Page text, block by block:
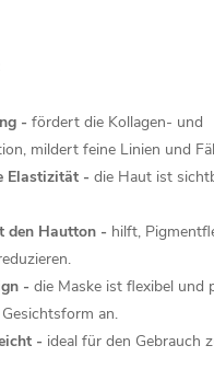
- fördert die Kollagen- und
mildert feine Linien und
Elastizität - die Haut ist
den Hautton - hilft,
- die Maske ist flexibel und
an.
- ideal für den Gebrauch